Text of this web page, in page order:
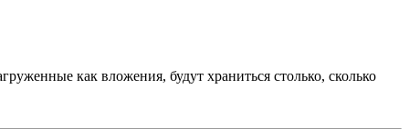
как вложения, будут храниться столько, сколько